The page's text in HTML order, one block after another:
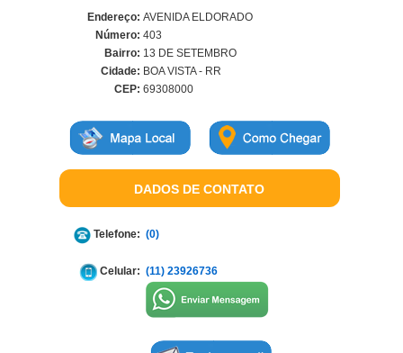
Endereço: AVENIDA ELDORADO
Número: 403
Bairro: 13 DE SETEMBRO
Cidade: BOA VISTA - RR
CEP: 69308000
DADOS DE CONTATO
Telefone: (0)
Celular: (11) 23926736